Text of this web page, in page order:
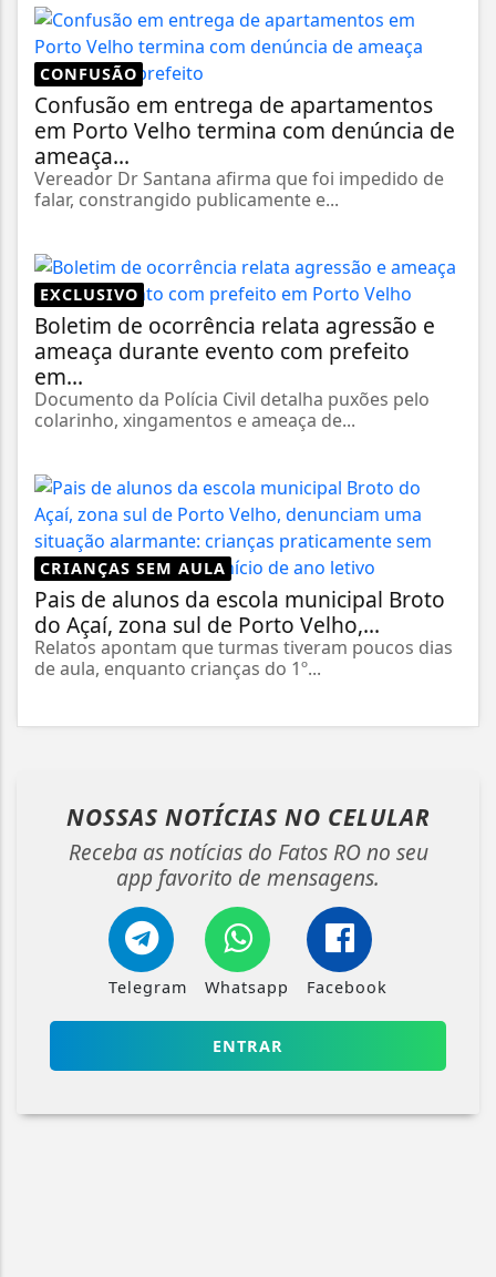
CONFUSÃO
Confusão em entrega de apartamentos
em Porto Velho termina com denúncia de
ameaça...
Vereador Dr Santana afirma que foi impedido de
falar, constrangido publicamente e...
EXCLUSIVO
Boletim de ocorrência relata agressão e
ameaça durante evento com prefeito
em...
Documento da Polícia Civil detalha puxões pelo
colarinho, xingamentos e ameaça de...
CRIANÇAS SEM AULA
Pais de alunos da escola municipal Broto
do Açaí, zona sul de Porto Velho,...
Relatos apontam que turmas tiveram poucos dias
de aula, enquanto crianças do 1º...
NOSSAS NOTÍCIAS NO CELULAR
Receba as notícias do Fatos RO no seu
app favorito de mensagens.
Telegram Whatsapp Facebook
ENTRAR